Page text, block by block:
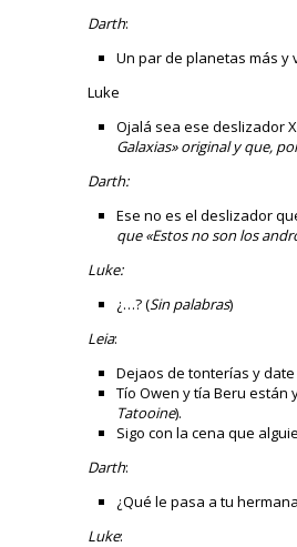
Darth:
Un par de planetas más y
Luke
Ojalá sea ese deslizador
Galaxias» original y que,
Darth:
Ese no es el deslizador
que «Estos no son los
Luke:
¿…? (Sin palabras)
Leia:
Dejaos de tonterías y
Tío Owen y tía Beru
Tatooine).
Sigo con la cena que
Darth:
¿Qué le pasa a tu
Luke: